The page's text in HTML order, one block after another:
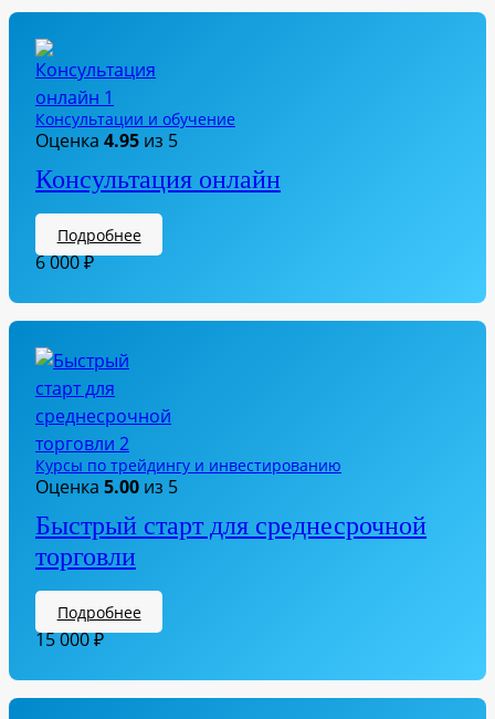
Консультации и обучение
Оценка 4.95 из 5
Консультация онлайн
Подробнее
6 000₽
Курсы по трейдингу и инвестированию
Оценка 5.00 из 5
Быстрый старт для среднесрочной
торговли
Подробнее
15 000₽